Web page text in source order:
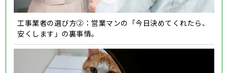
工事業者の選び方②：営業マンの「今日決めてくれたら、
安くします」の裏事情。